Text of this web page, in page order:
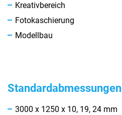
Kreativbereich
Fotokaschierung
Modellbau
Standardabmessungen
3000 x 1250 x 10, 19, 24 mm